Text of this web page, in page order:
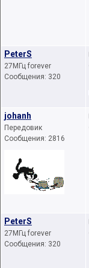
PeterS
27МГц forever
Сообщения: 320
johanh
Передовик
Сообщения: 2816
PeterS
27МГц forever
Сообщения: 320